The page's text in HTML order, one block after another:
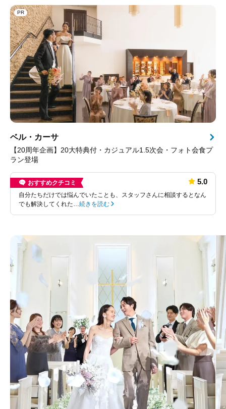
PR
ベル・カーサ
【20周年企画】20大特典付・カジュアル1.5次会・フォト会食プ
ラン登場
おすすめクチコミ 5.0
自分たちだけでは悩んでいたことも、スタッフさんに相談するとなん
でも解決してくれた… 続きを読む